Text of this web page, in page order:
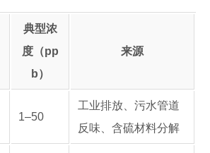
典型浓
度（pp
b）
来源
1–50
工业排放、污水管道
反味、含硫材料分解